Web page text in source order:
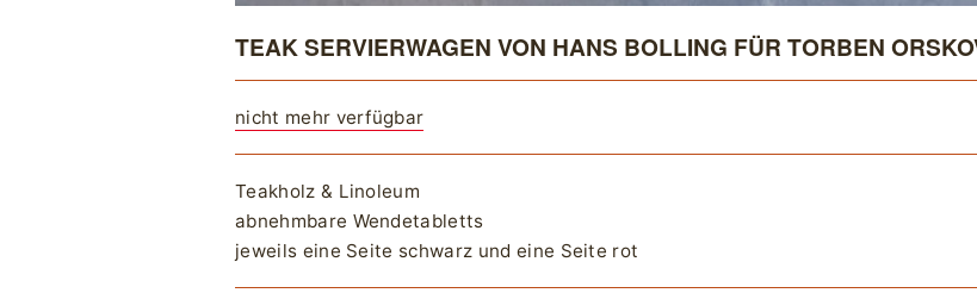
TEAK SERVIERWAGEN VON HANS BOLLING FÜR TORBEN
nicht mehr verfügbar
Teakholz & Linoleum
abnehmbare Wendetabletts
jeweils eine Seite schwarz und eine Seite rot